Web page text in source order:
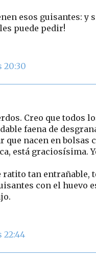
esos guisantes: y
puede pedir!
20:30
Creo que todos
faena de
que nacen en bolsas
está graciosísima.
ratito tan entrañable,
con el huevo
22:44